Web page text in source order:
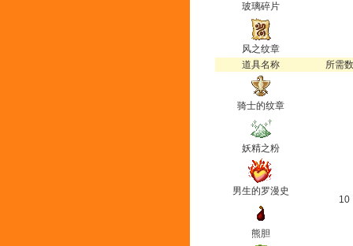
玻璃碎片
风之纹章
道具名称
所需
骑士的纹章
10
妖精之粉
男生的罗漫史
熊胆